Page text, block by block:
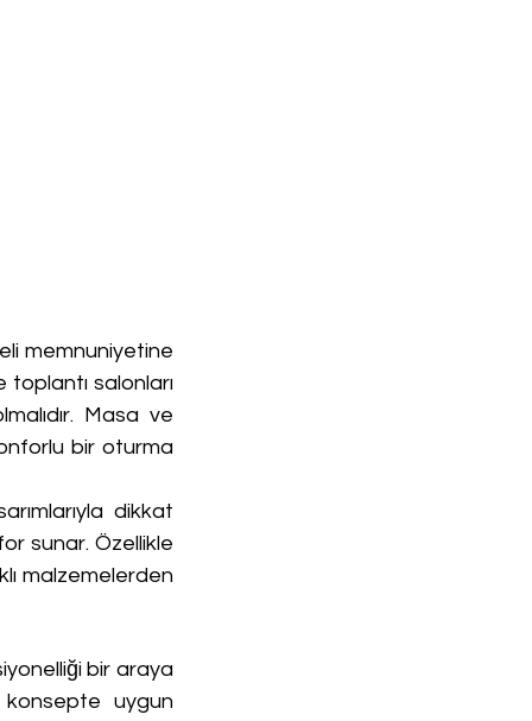
memnuniyetine
salonları
Masa ve
bir oturma
dikkat
sunar. Özellikle
malzemelerden
bir araya
uygun